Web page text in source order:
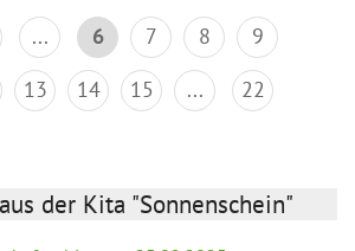
... 6 7 8
9
13 14 15 ... 22
der Kita "Sonnenschein"